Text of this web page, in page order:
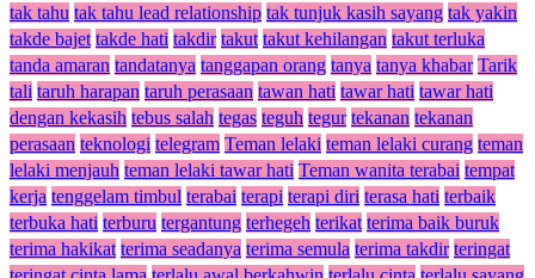
tak tahu tak tahu lead relationship tak tunjuk kasih sayang tak yakin
takde bajet takde hati takdir takut takut kehilangan takut terluka
tanda amaran tandatanya tanggapan orang tanya tanya khabar Tarik
tali taruh harapan taruh perasaan tawan hati tawar hati tawar hati
dengan kekasih tebus salah tegas teguh tegur tekanan tekanan
perasaan teknologi telegram Teman lelaki teman lelaki curang teman
lelaki menjauh teman lelaki tawar hati Teman wanita terabai tempat
kerja tenggelam timbul terabai terapi terapi diri terasa hati terbaik
terbuka hati terburu tergantung terhegeh terikat terima baik buruk
terima hakikat terima seadanya terima semula terima takdir teringat